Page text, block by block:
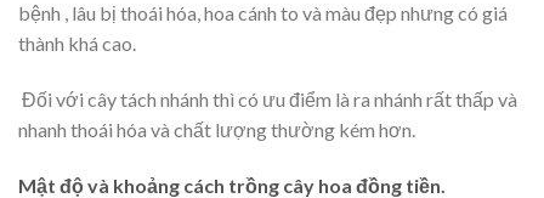
bệnh , lâu bị thoái hóa, hoa cánh to và màu đẹp nhưng có giá
thành khá cao.
Đối với cây tách nhánh thì có ưu điểm là ra nhánh rất thấp và
nhanh thoái hóa và chất lượng thường kém hơn.
Mật độ và khoảng cách trồng cây hoa đồng tiền.